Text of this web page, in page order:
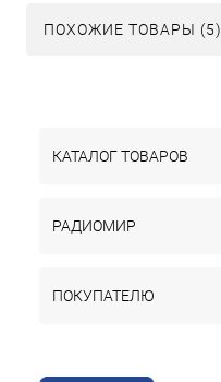
ПОХОЖИЕ ТОВАРЫ (5)
КАТАЛОГ ТОВАРОВ
РАДИОМИР
ПОКУПАТЕЛЮ